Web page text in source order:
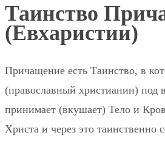
Таинство
(Евхаристии)
Причащение есть Таинство, в
(православный христианин) под
принимает (вкушает) Тело и
Христа и через это таинственно